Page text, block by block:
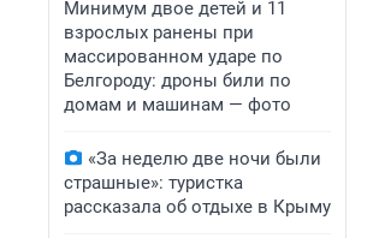
Минимум двое детей и 11
взрослых ранены при
массированном ударе по
Белгороду: дроны били по
домам и машинам — фото
«За неделю две ночи были
страшные»: туристка
рассказала об отдыхе в Крыму